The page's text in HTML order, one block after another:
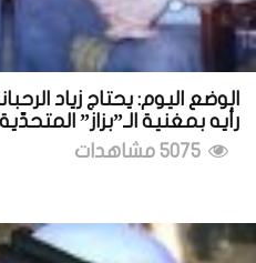
الوضع اليوم: يحتاج زياد
رأيه بمغنية الـ”بزاز”